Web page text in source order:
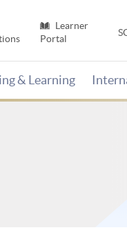
Learner
Portal
& Learning